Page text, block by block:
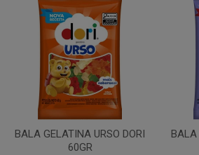
BALA GEL MINHOCA ACIDA
DORI 60